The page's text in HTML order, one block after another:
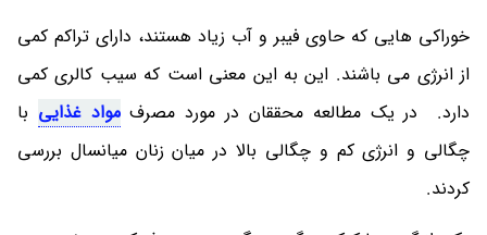
خوراکی هایی که حاوی فیبر و آب زیاد هستند، دارای تراکم کمی
از انرژی می باشند. این به این معنی است که سیب کالری کمی
دارد. در یک مطالعه محققان در مورد مصرفمواد غذایی با
چگالی و انرژی کم و چگالی بالا در میان زنان میانسال بررسی
کردند.